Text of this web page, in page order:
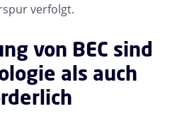
verfolgt.
von BEC sind
als auch